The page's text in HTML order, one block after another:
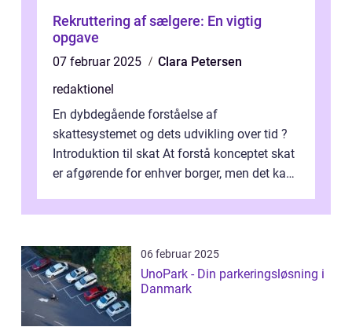
Rekruttering af sælgere: En vigtig
opgave
07 februar 2025
Clara Petersen
redaktionel
En dybdegående forståelse af
skattesystemet og dets udvikling over tid ?
Introduktion til skat At forstå konceptet skat
er afgørende for enhver borger, men det kan
06 februar 2025
UnoPark - Din parkeringsløsning i
Danmark